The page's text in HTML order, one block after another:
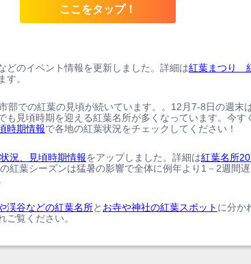
ここをタップ！
どのイベント情報を更新しました。詳細は紅葉まつり
す。
部での紅葉の見頃が続いています。。12月7-8日の週末
も見頃時期を迎える紅葉名所が多くなっています。今す
時期情報で各地の紅葉状況をチェックしてください！
況、見頃時期情報をアップしました。詳細は紅葉名所
紅葉シーズンは猛暑の影響で全体に例年より1－2週間
渓谷などの紅葉名所と お寺や神社の紅葉スポット に分か
ご覧ください。